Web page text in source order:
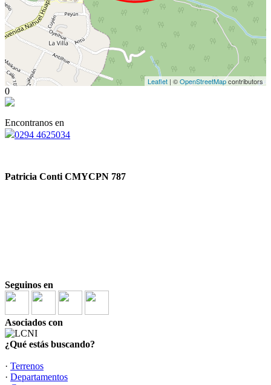
Leaflet | ©OpenStreetMapcontributors
0
Encontranos en
0294 4625034
Patricia Conti CMYCPN 787
Seguinos en
Asociados con
¿Qué estás buscando?
· Terrenos
· Departamentos